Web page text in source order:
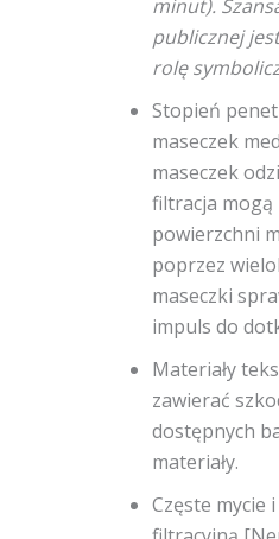
minut).
publicznej
rolę
Stopień
maseczek
maseczek
filtracja mogą
powierzchni
poprzez
maseczki
impuls do
Materiały
zawierać
dostępnych
materiały.
Częste mycie